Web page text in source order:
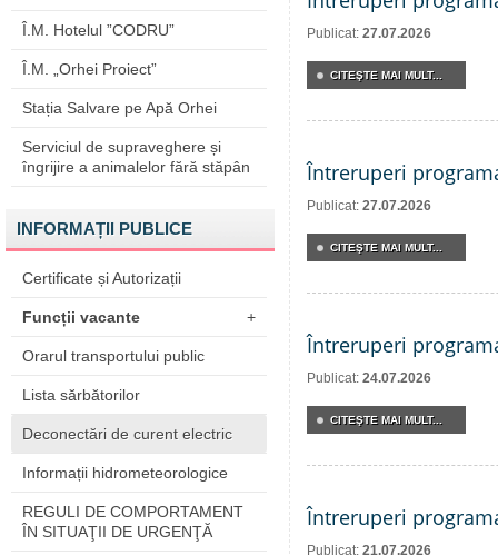
Î.M. Hotelul ”CODRU”
Î.M. „Orhei Proiect”
Stația Salvare pe Apă Orhei
Serviciul de supraveghere și
îngrijire a animalelor fără stăpân
INFORMAȚII PUBLICE
Certificate și Autorizații
Funcții vacante +
Orarul transportului public
Lista sărbătorilor
Deconectări de curent electric
Informații hidrometeorologice
REGULI DE COMPORTAMENT
ÎN SITUAŢII DE URGENŢĂ
Publicat: 27.07.2026
CITEŞTE MAI MULT...
Întreruperi
Publicat: 27.07.2026
CITEŞTE MAI MULT...
Întreruperi
Publicat: 24.07.2026
CITEŞTE MAI MULT...
Întreruperi
Publicat: 21.07.2026